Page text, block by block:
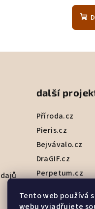
Tento web používá
webu vyjadřujete
další
Příroda.cz
Pieris.cz
Bejvávalo.cz
DraGIF.cz
Perpetum.cz